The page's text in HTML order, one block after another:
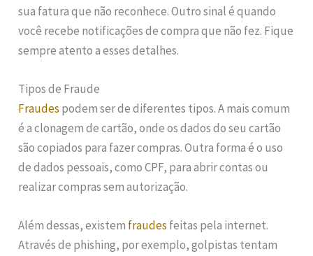
sua fatura que não reconhece. Outro sinal é quando
você recebe notificações de compra que não fez. Fique
sempre atento a esses detalhes.
Tipos de Fraude
Fraudes podem ser de diferentes tipos. A mais comum
é a clonagem de cartão, onde os dados do seu cartão
são copiados para fazer compras. Outra forma é o uso
de dados pessoais, como CPF, para abrir contas ou
realizar compras sem autorização.
Além dessas, existem fraudes feitas pela internet.
Através de phishing, por exemplo, golpistas tentam